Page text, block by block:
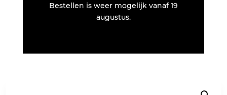
Bestellen is weer mogelijk vanaf 19
augustus.